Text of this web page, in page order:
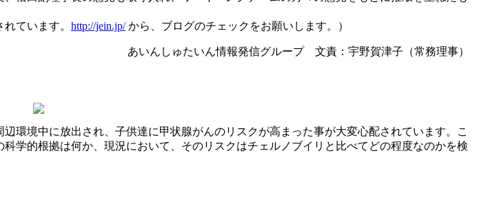
ています。 http://jein.jp/から、ブログのチェックをお願いします。）
あいんしゅたいん情報発信グループ 文責：宇野賀津子（常務理事）
環境中に放出され、子供達に甲状腺がんのリスクが高まった事が大変心配されています。こ
学的根拠は何か、現況において、そのリスクはチェルノブイリと比べてどの程度なのかを検